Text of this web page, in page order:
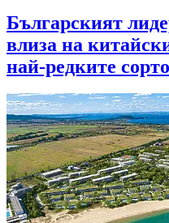
Българският
влиза на
най-редките